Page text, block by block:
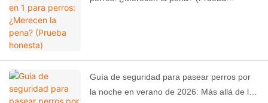
Guía de seguridad para pasear perros por
la noche en verano de 2026: Más allá de las